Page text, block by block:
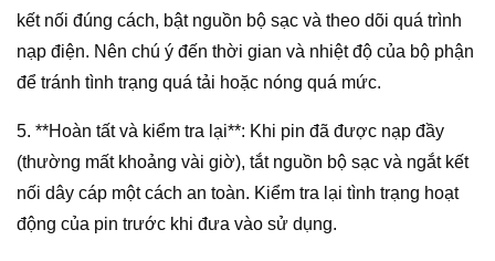
kết nối đúng cách, bật nguồn bộ sạc và theo dõi quá trình
nạp điện. Nên chú ý đến thời gian và nhiệt độ của bộ phận
để tránh tình trạng quá tải hoặc nóng quá mức.
5. **Hoàn tất và kiểm tra lại**: Khi pin đã được nạp đầy
(thường mất khoảng vài giờ), tắt nguồn bộ sạc và ngắt kết
nối dây cáp một cách an toàn. Kiểm tra lại tình trạng hoạt
động của pin trước khi đưa vào sử dụng.